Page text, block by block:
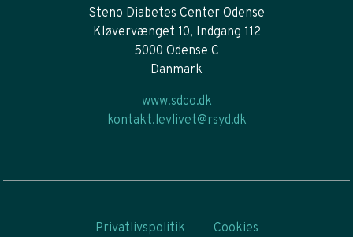
Steno Diabetes Center Odense
Kløvervænget 10, Indgang 112
5000 Odense C
Danmark
www.sdco.dk
kontakt.levlivet@rsyd.dk
Privatlivspolitik Cookies